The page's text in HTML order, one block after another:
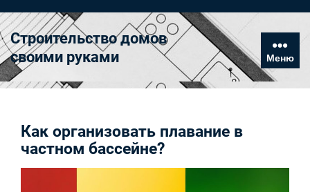
к
содержимому
Строительство домов
своими руками
Меню
Как организовать плавание в
частном бассейне?